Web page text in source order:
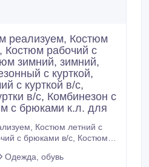
реализуем, Костюм
Костюм рабочий с
зимний, зимний,
с курткой,
с курткой в/с,
в/с, Комбинезон с
с брюками к.л. для
летний с
Одежда, обувь